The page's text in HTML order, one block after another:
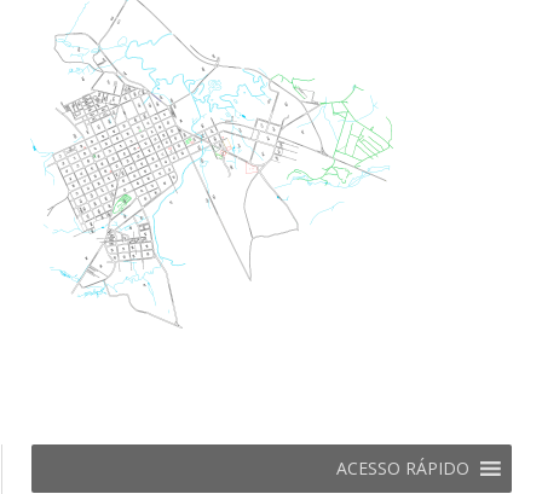
ACESSO RÁPIDO